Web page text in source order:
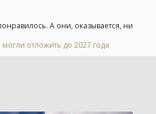
А они, оказывается, ни
отложить до 2027 года